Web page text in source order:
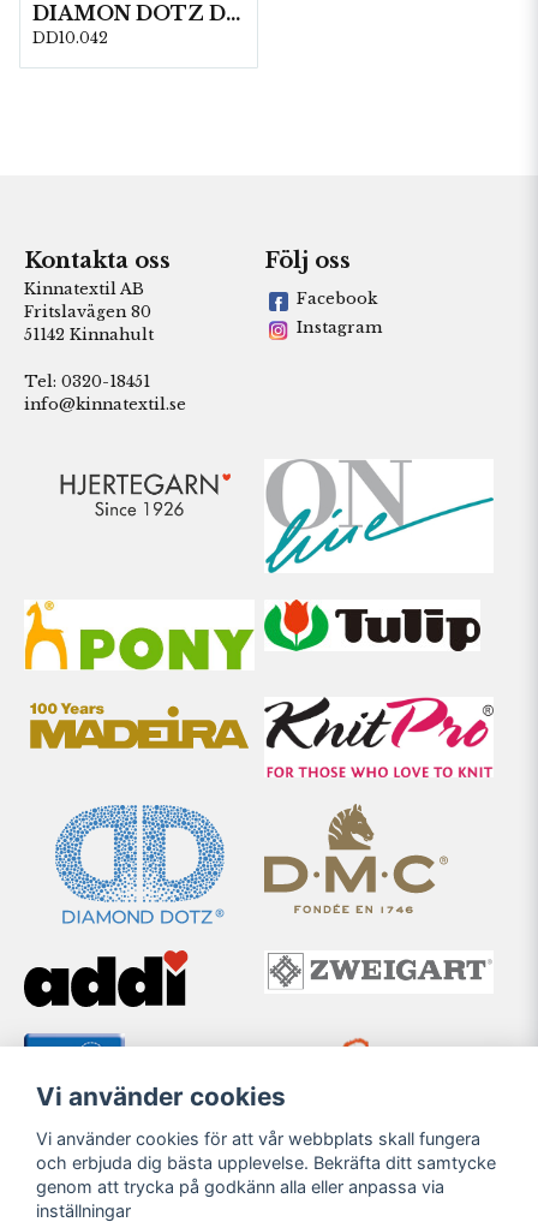
DIAMON DOTZ DD10.042 52 x 38 cm
DD10.042
Kontakta oss
Kinnatextil AB
Fritslavägen 80
51142 Kinnahult
Tel: 0320-18451
info@kinnatextil.se
Följ oss
Facebook
Instagram
Vi använder cookies
Vi använder cookies för att vår webbplats skall fungera
och erbjuda dig bästa upplevelse. Bekräfta ditt samtycke
genom att trycka på godkänn alla eller anpassa via
inställningar